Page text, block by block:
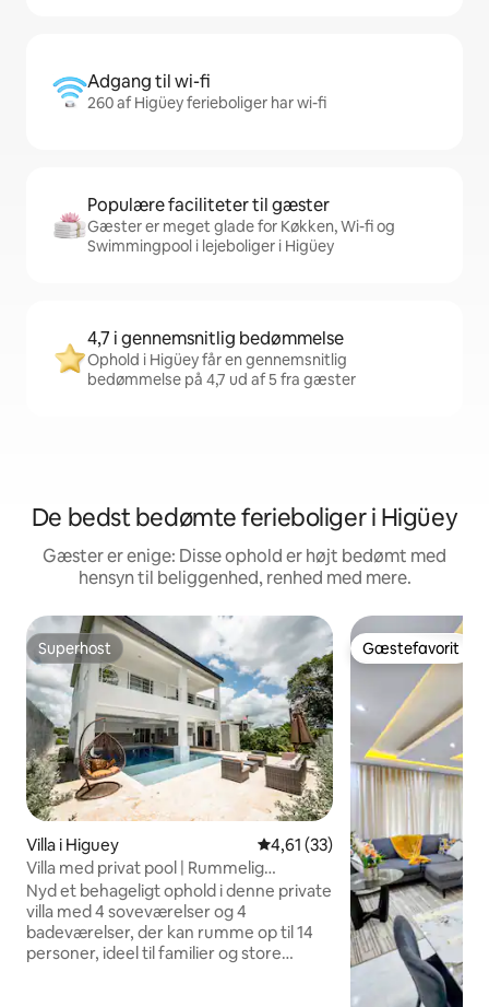
Adgang til wi-fi
260 af Higüey ferieboliger har wi-fi
Populære faciliteter til gæster
Gæster er meget glade for Køkken, Wi-fi og
Swimmingpool i lejeboliger i Higüey
4,7 i gennemsnitlig bedømmelse
Ophold i Higüey får en gennemsnitlig
bedømmelse på 4,7 ud af 5 fra gæster
De bedst bedømte ferieboliger i Higüey
Gæster er enige: Disse ophold er højt bedømt med
hensyn til beliggenhed, renhed med mere.
Superhost
Superhost
Villa i Higuey 4,61 ud af 5 i gennemsnitlig
4,61 (33)
Villa med privat pool | Rummelig
feriebolig med 4 soveværelser
Nyd et behageligt ophold i denne private
villa med 4 soveværelser og 4
badeværelser, der kan rumme op til 14
personer, ideel til familier og store
Gæstefavorit
Gæstefavorit